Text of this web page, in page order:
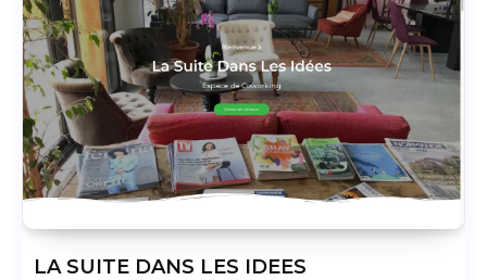
LA SUITE DANS LES IDEES